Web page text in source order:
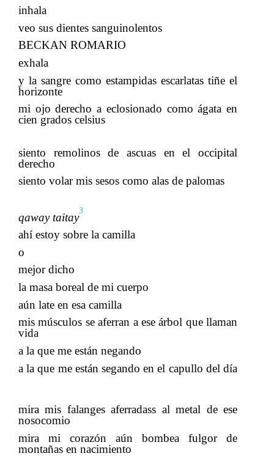
inhala
veo sus dientes sanguinolentos
BECKAN ROMARIO
exhala
y la sangre como estampidas escarlatas tiñe el
horizonte
mi ojo derecho a eclosionado como ágata en
cien grados celsius
siento remolinos de ascuas en el occipital
derecho
siento volar mis sesos como alas de palomas
qaway​​ taitay
3
ahí estoy sobre la camilla
o
mejor dicho
la masa boreal de mi cuerpo
aún late en esa camilla
mis músculos se aferran a ese árbol que llaman
vida
a la que me están negando
a la que me están segando en el capullo del día
mira mis falanges aferradass al metal de ese
nosocomio
mira mi corazón aún bombea fulgor de
montañas en nacimiento